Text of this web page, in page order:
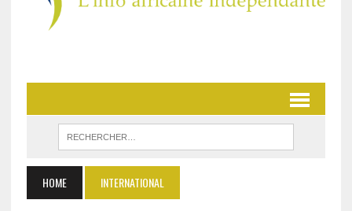
HOME INTERNATIONAL